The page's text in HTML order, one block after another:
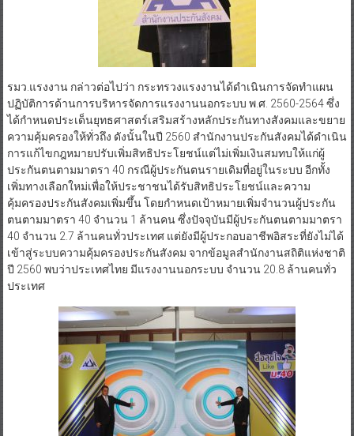
รมว.แรงงาน กล่าวต่อไปว่า กระทรวงแรงงานได้ดำเนินการจัดทำแผน
ปฏิบัติการด้านการบริหารจัดการแรงงานนอกระบบ พ.ศ. 2560-2564 ซึ่ง
ได้กำหนดประเด็นยุทธศาสตร์เสริมสร้างหลักประกันทางสังคมและขยาย
ความคุ้มครองให้ทั่วถึง ดังนั้นในปี 2560 สำนักงานประกันสังคมได้ดำเนิน
การแก้ไขกฎหมายปรับเพิ่มสิทธิประโยชน์แต่ไม่เพิ่มเงินสมทบให้แก่ผู้
ประกันตนตามมาตรา 40 กรณีผู้ประกันตนรายเดิมที่อยู่ในระบบ อีกทั้ง
เพิ่มทางเลือกใหม่เพื่อให้ประชาชนได้รับสิทธิประโยชน์และความ
คุ้มครองประกันสังคมเพิ่มขึ้น โดยกำหนดเป้าหมายเพิ่มจำนวนผู้ประกัน
ตนตามมาตรา 40 จำนวน 1 ล้านคน ซึ่งปัจจุบันมีผู้ประกันตนตามมาตรา
40 จำนวน 2.7 ล้านคนทั่วประเทศ แต่ยังมีผู้ประกอบอาชีพอิสระที่ยังไม่ได้
เข้าสู่ระบบความคุ้มครองประกันสังคม จากข้อมูลสำนักงานสถิติแห่งชาติ
ปี 2560 พบว่าประเทศไทย มีแรงงานนอกระบบ จำนวน 20.8 ล้านคนทั่ว
ประเทศ